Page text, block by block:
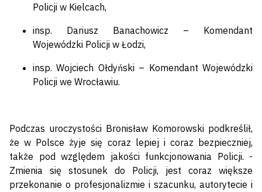
Policji w Kielcach,
insp. Dariusz Banachowicz – Komendant
Wojewódzki Policji w Łodzi,
insp. Wojciech Ołdyński – Komendant Wojewódzki
Policji we Wrocławiu.
Podczas uroczystości Bronisław Komorowski podkreślił,
że w Polsce żyje się coraz lepiej i coraz bezpieczniej,
także pod względem jakości funkcjonowania Policji. -
Zmienia się stosunek do Policji, jest coraz większe
przekonanie o profesjonalizmie i szacunku, autorytecie i